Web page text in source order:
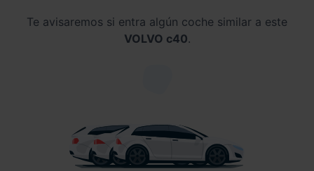
Te avisaremos si entra algún coche similar a este
VOLVO c40.